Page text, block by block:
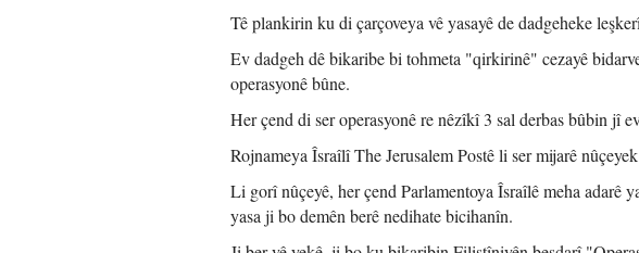
Tê plankirin ku di çarçoveya vê yasayê de dadgeheke
Ev dadgeh dê bikaribe bi tohmeta "qirkirinê" cezayê
operasyonê bûne.
Her çend di ser operasyonê re nêzîkî 3 sal derbas bûbin jî
Rojnameya Îsraîlî The Jerusalem Postê li ser mijarê
Li gorî nûçeyê, her çend Parlamentoya Îsraîlê meha
yasa ji bo demên berê nedihate bicihanîn.